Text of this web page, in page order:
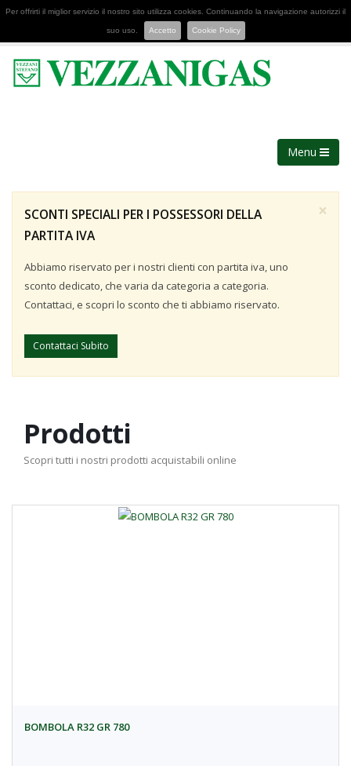
Per offrirti il miglior servizio il nostro sito utilizza cookies. Continuando la navigazione autorizzi il
suo uso. Accetto Cookie Policy
Menu
×
SCONTI SPECIALI PER I POSSESSORI DELLA
PARTITA IVA
Abbiamo riservato per i nostri clienti con partita iva, uno
sconto dedicato, che varia da categoria a categoria.
Contattaci, e scopri lo sconto che ti abbiamo riservato.
Contattaci Subito
Prodotti
Scopri tutti i nostri prodotti acquistabili online
BOMBOLA R32 GR 780